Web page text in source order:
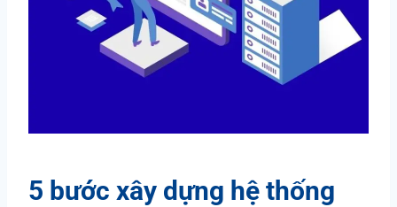
5 bước xây dựng hệ thống